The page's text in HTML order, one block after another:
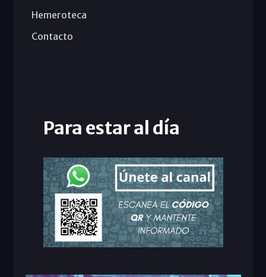
Hemeroteca
Contacto
Para estar al día